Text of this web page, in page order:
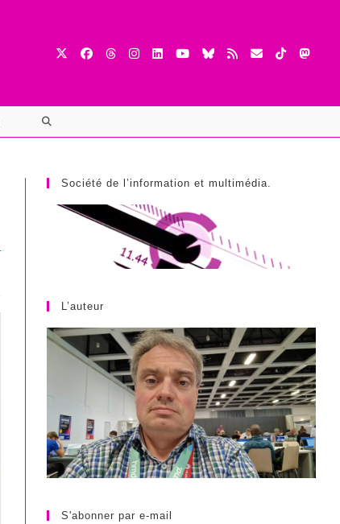
TOGGLE
SEARCH
Société de l’information et multimédia.
L’auteur
S'abonner par e-mail